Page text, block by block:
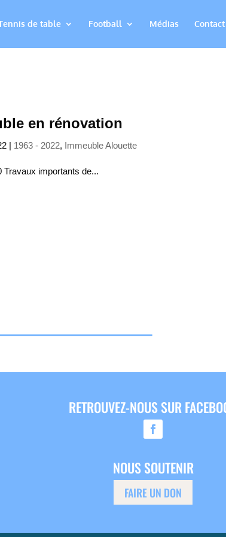
de table Football Médias Contact
en rénovation
| 1963 - 2022, Immeuble Alouette
Travaux importants de...
RETROUVEZ-NOUS SUR
NOUS SOUTENIR
FAIRE UN DON